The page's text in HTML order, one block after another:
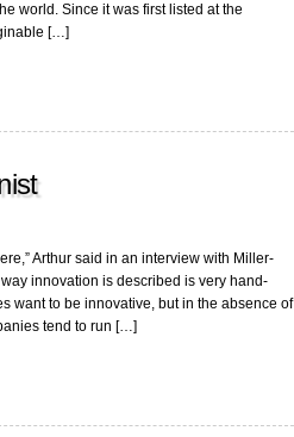
world. Since it was first listed at the
[…]
Arthur said in an interview with Miller-
innovation is described is very hand-
want to be innovative, but in the absence of
tend to run […]